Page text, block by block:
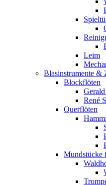
Leim
Blasinstrumente &
Blockflöten
René
Querflöten
Mundstücke